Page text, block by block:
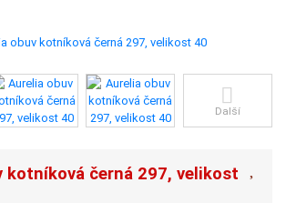
Další
kotníková černá 297, velikost